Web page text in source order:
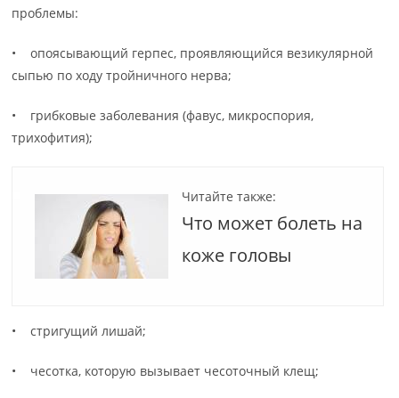
проблемы:
• опоясывающий герпес, проявляющийся везикулярной
сыпью по ходу тройничного нерва;
• грибковые заболевания (фавус, микроспория,
трихофития);
Читайте также:
Что может болеть на
коже головы
• стригущий лишай;
• чесотка, которую вызывает чесоточный клещ;